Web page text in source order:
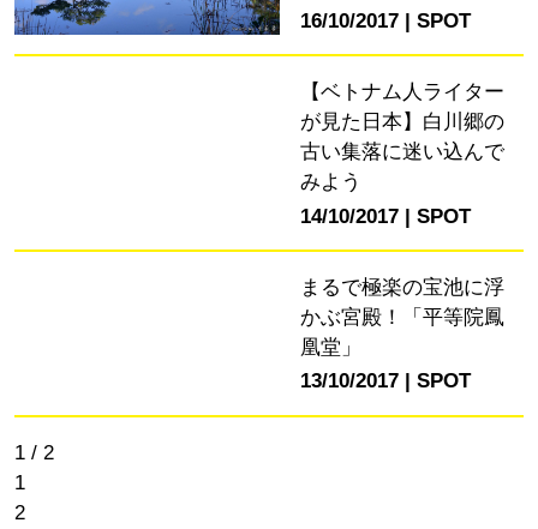
16/10/2017
SPOT
【ベトナム人ライター
が見た日本】白川郷の
古い集落に迷い込んで
みよう
14/10/2017
SPOT
まるで極楽の宝池に浮
かぶ宮殿！「平等院鳳
凰堂」
13/10/2017
SPOT
1 / 2
1
2